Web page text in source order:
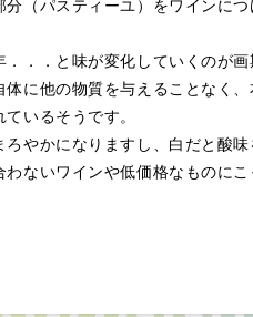
（パスティーユ）をワインに
．．と味が変化していくのが画
に他の物質を与えることなく
いるそうです。
やかになりますし、白だと酸
ないワインや低価格なものに